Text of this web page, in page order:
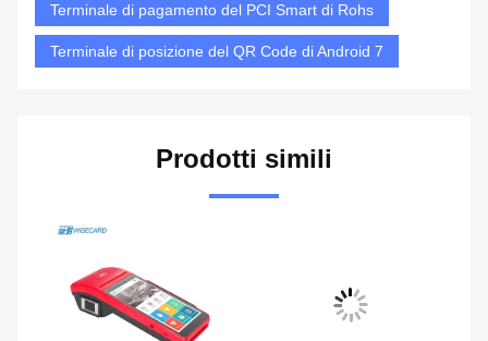
Terminale di pagamento del PCI Smart di Rohs
Terminale di posizione del QR Code di Android 7
Prodotti simili